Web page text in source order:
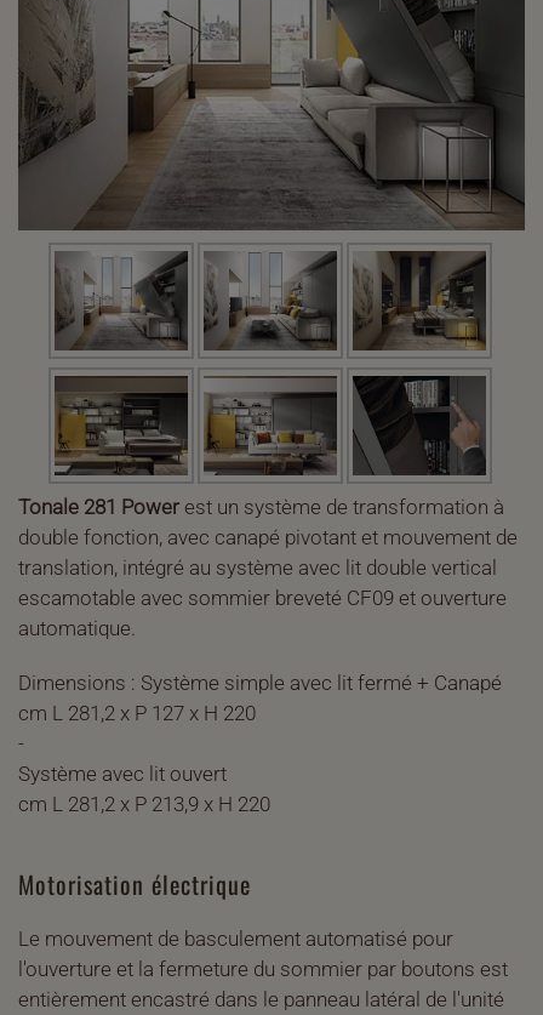
Tonale 281 Power est un système de transformation à
double fonction, avec canapé pivotant et mouvement de
translation, intégré au système avec lit double vertical
escamotable avec sommier breveté CF09 et ouverture
automatique.
Dimensions : Système simple avec lit fermé + Canapé
cm L 281,2 x P 127 x H 220
-
Système avec lit ouvert
cm L 281,2 x P 213,9 x H 220
Motorisation électrique
Le mouvement de basculement automatisé pour
l'ouverture et la fermeture du sommier par boutons est
entièrement encastré dans le panneau latéral de l'unité